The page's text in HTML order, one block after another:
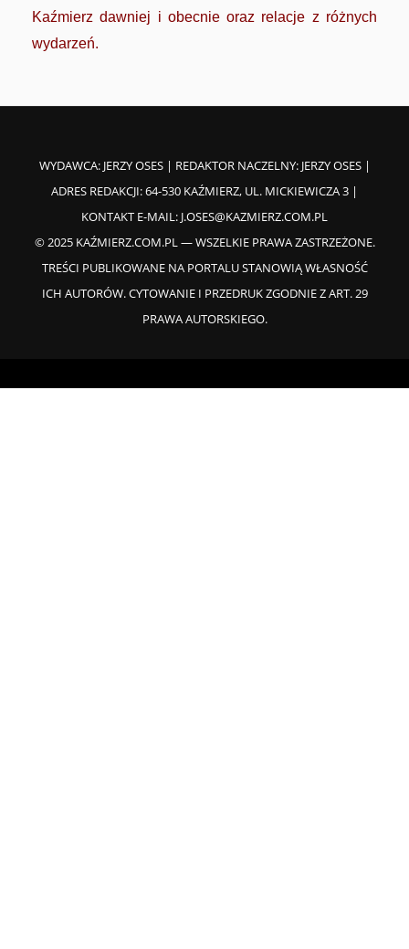
Kaźmierz dawniej i obecnie oraz relacje z różnych
wydarzeń.
WYDAWCA: JERZY OSES | REDAKTOR NACZELNY: JERZY OSES |
ADRES REDAKCJI: 64-530 KAŹMIERZ, UL. MICKIEWICZA 3 |
KONTAKT E-MAIL: J.OSES@KAZMIERZ.COM.PL
© 2025 KAŹMIERZ.COM.PL — WSZELKIE PRAWA ZASTRZEŻONE.
TREŚCI PUBLIKOWANE NA PORTALU STANOWIĄ WŁASNOŚĆ
ICH AUTORÓW. CYTOWANIE I PRZEDRUK ZGODNIE Z ART. 29
PRAWA AUTORSKIEGO.